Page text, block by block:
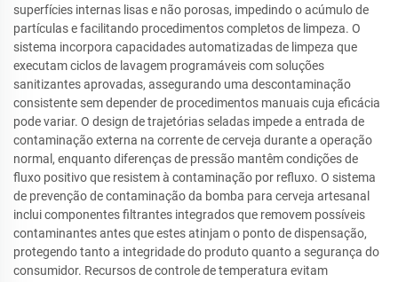
superfícies internas lisas e não porosas, impedindo o acúmulo de
partículas e facilitando procedimentos completos de limpeza. O
sistema incorpora capacidades automatizadas de limpeza que
executam ciclos de lavagem programáveis com soluções
sanitizantes aprovadas, assegurando uma descontaminação
consistente sem depender de procedimentos manuais cuja eficácia
pode variar. O design de trajetórias seladas impede a entrada de
contaminação externa na corrente de cerveja durante a operação
normal, enquanto diferenças de pressão mantêm condições de
fluxo positivo que resistem à contaminação por refluxo. O sistema
de prevenção de contaminação da bomba para cerveja artesanal
inclui componentes filtrantes integrados que removem possíveis
contaminantes antes que estes atinjam o ponto de dispensação,
protegendo tanto a integridade do produto quanto a segurança do
consumidor. Recursos de controle de temperatura evitam